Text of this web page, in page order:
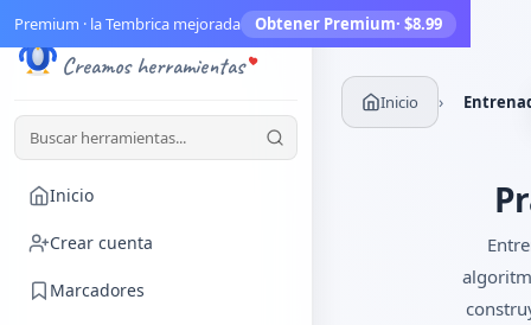
Premium · la Tembrica mejorada Obtener Premium· $8.99
Inicio ›
Tembrica
Creamos herramientas
Inicio
Crear cuenta
Marcadores